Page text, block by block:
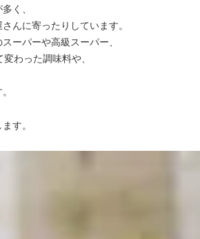
く、
んに寄ったりしています。
ーパーや高級スーパー、
わった調味料や、
す。